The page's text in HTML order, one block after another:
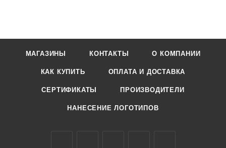
МАГАЗИНЫ КОНТАКТЫ О КОМПАНИИ
КАК КУПИТЬ ОПЛАТА И ДОСТАВКА
СЕРТИФИКАТЫ ПРОИЗВОДИТЕЛИ
НАНЕСЕНИЕ ЛОГОТИПОВ